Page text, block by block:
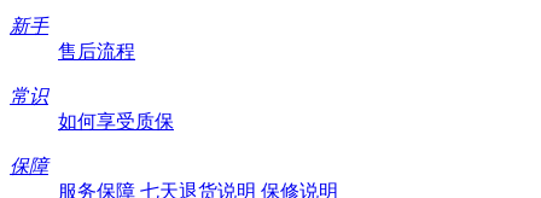
新手
售后流程
常识
如何享受质保
保障
服务保障 七天退货说明 保修说明